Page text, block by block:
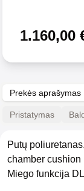
1.160,00
Prekės aprašymas
Pristatymas
Putų
chamber cushion
Miego funkcija DL